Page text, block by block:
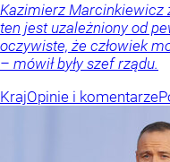
Kazimierz Marcinkiewicz
ten jest uzależniony od
oczywiste, że człowiek
– mówił były szef rządu.
KrajOpinie i komentarze